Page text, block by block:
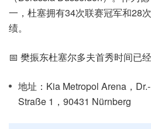
一，杜塞拥有34次联赛冠军和28
绩。
📅 樊振东杜塞尔多夫首秀时间已
地址：Kia Metropol Arena，
Straße 1，90431 Nürnberg